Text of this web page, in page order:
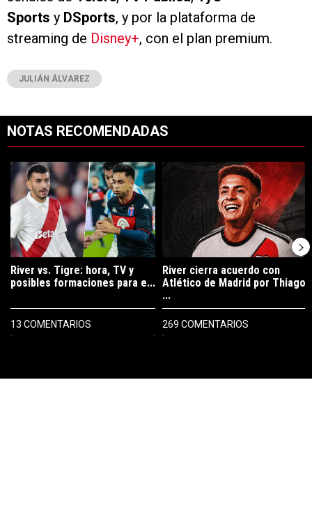
Sports y DSports, y por la plataforma de
streaming de Disney+, con el plan premium.
JULIÁN ÁLVAREZ
NOTAS RECOMENDADAS
Un artículo de tendencia con el título "River vs. Tigre: hora, TV y
River vs. Tigre: hora, TV y
posibles formaciones para e...
13 COMENTARIOS
Un artículo de tendencia con el
River cierra acuerdo con
Atlético de Madrid por Thiago
...
269 COMENTARIOS